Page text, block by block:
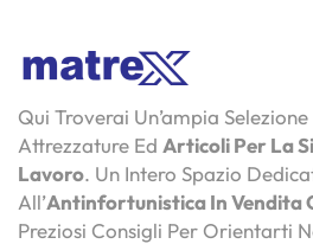
Qui Troverai Un’ampia
Attrezzature Ed Articoli Per La
Lavoro. Un Intero Spazio
All’Antinfortunistica In Vendita
Preziosi Consigli Per Orientarti